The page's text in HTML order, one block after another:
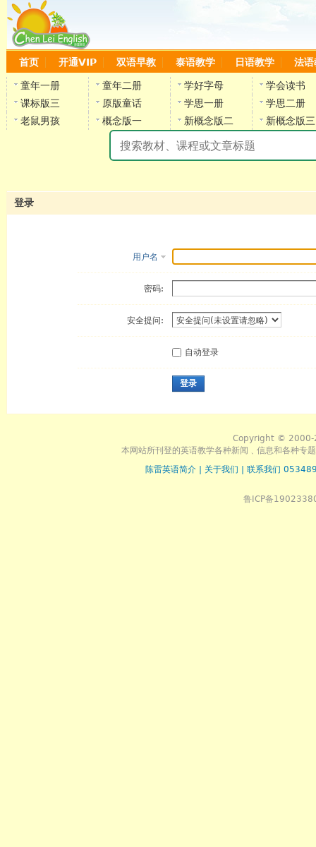
首页 开通VIP 双语早教 泰语教学 日语教学 法语
童年一册 童年二册 学好字母
学会读书
课标版三
原版童话 学思一册
学思二册
老鼠男孩
概念版一 新概念版二 新概念版三
登录
用户名
密码:
安全提问:
自动登录
登录
Copyright © 2000-
本网站所刊登的英语教学各种新闻﹑信息和各种专
陈雷英语简介
关于我们 联系我们
鲁ICP备